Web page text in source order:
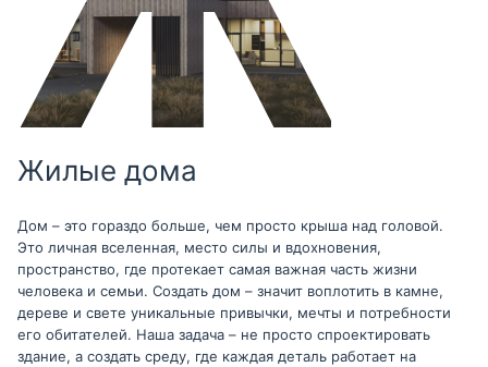
Жилые дома
Дом – это гораздо больше, чем просто крыша над головой.
Это личная вселенная, место силы и вдохновения,
пространство, где протекает самая важная часть жизни
человека и семьи. Создать дом – значит воплотить в камне,
дереве и свете уникальные привычки, мечты и потребности
его обитателей. Наша задача – не просто спроектировать
здание, а создать среду, где каждая деталь работает на